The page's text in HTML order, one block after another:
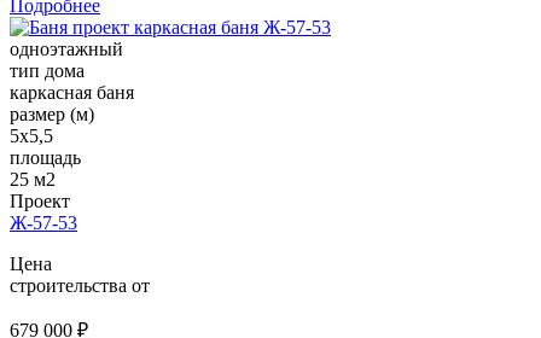
Подробнее
одноэтажный
тип дома
каркасная баня
размер (м)
5х5,5
площадь
25 м2
Проект
Ж-57-53
Цена
строительства от
679 000 ₽